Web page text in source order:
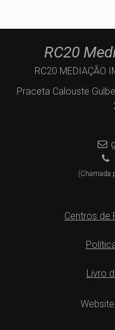
RC20
RC20 MEDIAÇÃO
Praceta Calouste
(Chamada
Centros de
Livro